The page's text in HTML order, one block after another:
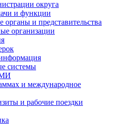
округа
и функции
органы и представительства
организации
системы
и международное
и рабочие поездки